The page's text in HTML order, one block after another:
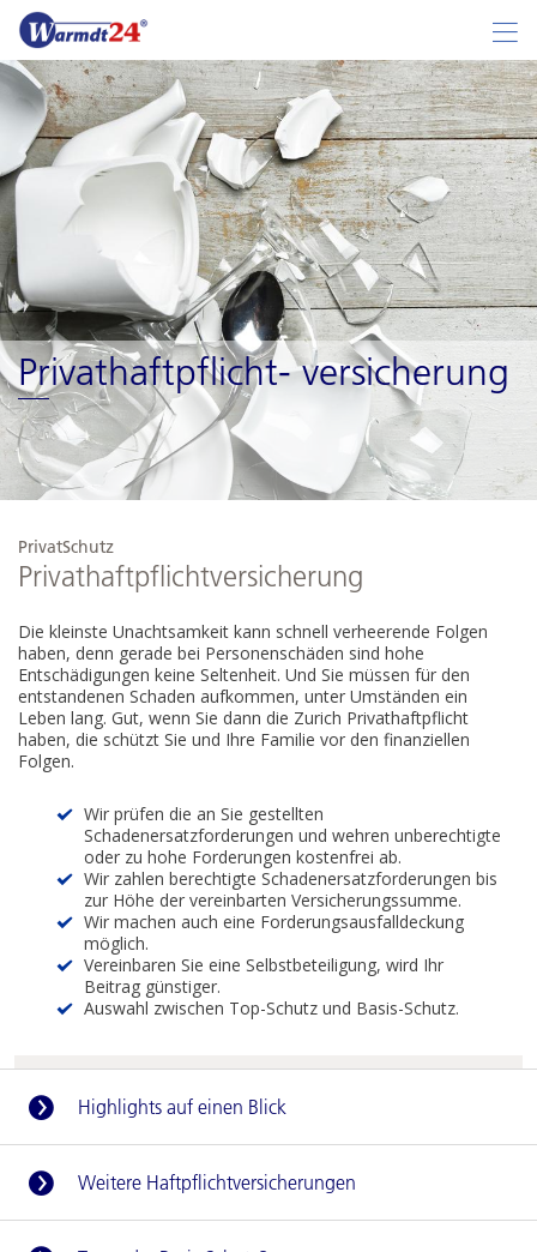
Privathaftpflicht- versicherung
PrivatSchutz
Privathaftpflichtversicherung
Die kleinste Unachtsamkeit kann schnell verheerende Folgen
haben, denn gerade bei Personenschäden sind hohe
Entschädigungen keine Seltenheit. Und Sie müssen für den
entstandenen Schaden aufkommen, unter Umständen ein
Leben lang. Gut, wenn Sie dann die Zurich Privathaftpflicht
haben, die schützt Sie und Ihre Familie vor den finanziellen
Folgen.
Wir prüfen die an Sie gestellten
Schadenersatzforderungen und wehren unberechtigte
oder zu hohe Forderungen kostenfrei ab.
Wir zahlen berechtigte Schadenersatzforderungen bis
zur Höhe der vereinbarten Versicherungssumme.
Wir machen auch eine Forderungsausfalldeckung
möglich.
Vereinbaren Sie eine Selbstbeteiligung, wird Ihr
Beitrag günstiger.
Auswahl zwischen Top-Schutz und Basis-Schutz.
Highlights auf einen Blick
Weitere Haftpflichtversicherungen